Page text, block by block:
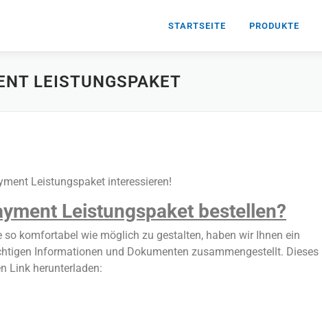
STARTSEITE PRODUKTE
LEISTUNGSPAKET
Leistungspaket interessieren!
Leistungspaket bestellen?
komfortabel wie möglich zu gestalten, haben wir Ihnen ein
Informationen und Dokumenten zusammengestellt. Dieses
Link herunterladen: